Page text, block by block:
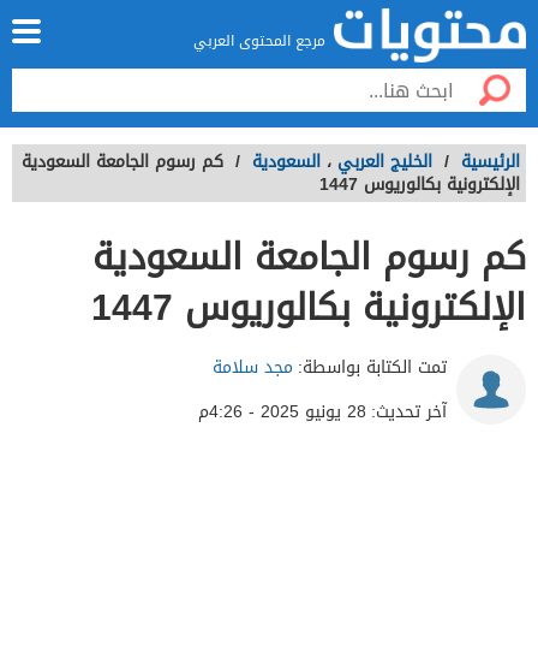
مرجع المحتوى العربي
الرئيسية / الخليج العربي ، السعودية / كم رسوم الجامعة السعودية
الإلكترونية بكالوريوس 1447
كم رسوم الجامعة السعودية
الإلكترونية بكالوريوس 1447
تمت الكتابة بواسطة: مجد سلامة
آخر تحديث: 28 يونيو 2025 - 4:26م